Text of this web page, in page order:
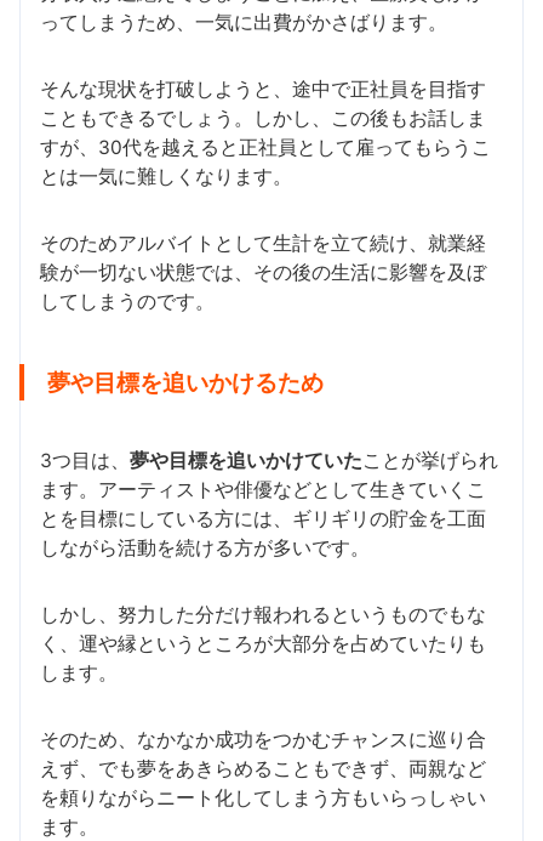
ってしまうため、一気に出費がかさばります。
そんな現状を打破しようと、途中で正社員を目指す
こともできるでしょう。しかし、この後もお話しま
すが、30代を越えると正社員として雇ってもらうこ
とは一気に難しくなります。
そのためアルバイトとして生計を立て続け、就業経
験が一切ない状態では、その後の生活に影響を及ぼ
してしまうのです。
夢や目標を追いかけるため
3つ目は、 夢や目標を追いかけていたことが挙げられ
ます。アーティストや俳優などとして生きていくこ
とを目標にしている方には、ギリギリの貯金を工面
しながら活動を続ける方が多いです。
しかし、努力した分だけ報われるというものでもな
く、運や縁というところが大部分を占めていたりも
します。
そのため、なかなか成功をつかむチャンスに巡り合
えず、でも夢をあきらめることもできず、両親など
を頼りながらニート化してしまう方もいらっしゃい
ます。